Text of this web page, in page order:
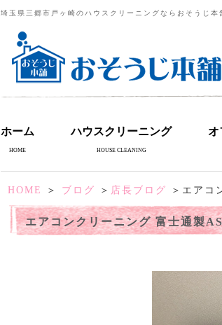
埼玉県三郷市戸ヶ崎のハウスクリーニングならおそうじ本
ホーム
HOME
ハウスクリーニング
HOUSE CLEANING
オ
HOME ＞ ブログ ＞ 店長ブログ ＞エアコ
エアコンクリーニング 富士通製